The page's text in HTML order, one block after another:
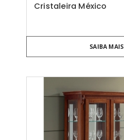
Cristaleira México
SAIBA MAIS